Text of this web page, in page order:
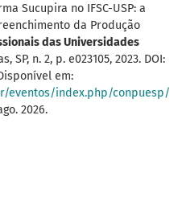
Sucupira no IFSC-USP: a
da Produção
das Universidades
SP, n. 2, p. e023105, 2023. DOI:
em:
eventos/index.php/conpuesp/
2026.